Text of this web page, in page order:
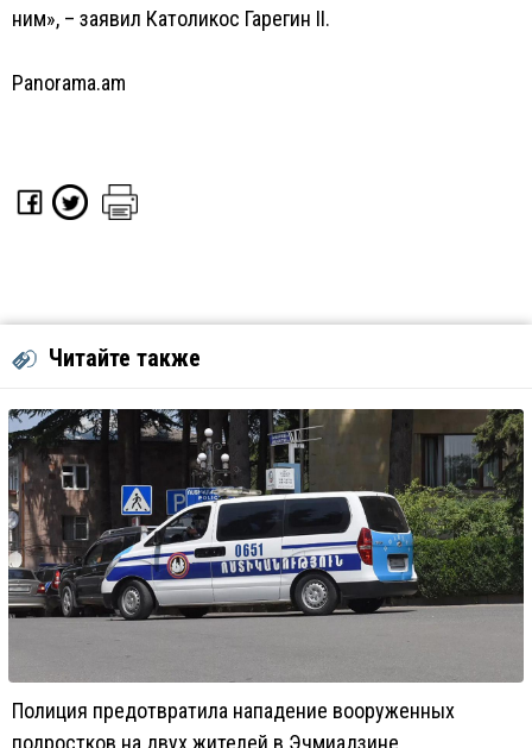
ним», – заявил Католикос Гарегин II.
Panorama.am
Читайте также
Полиция предотвратила нападение вооруженных
подростков на двух жителей в Эчмиадзине